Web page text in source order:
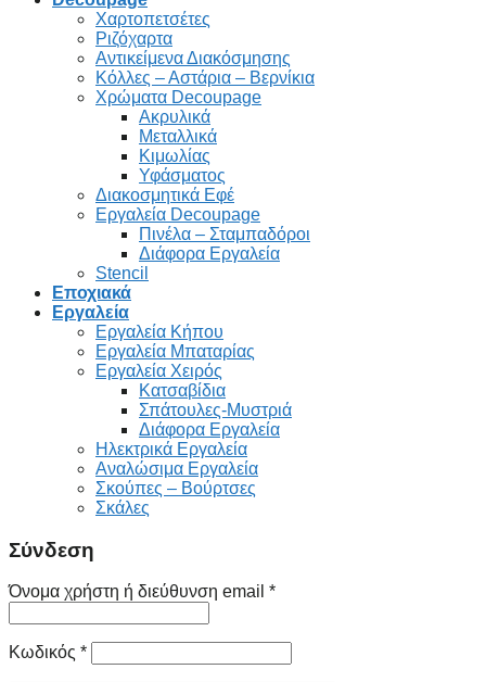
Χαρτοπετσέτες
Ριζόχαρτα
Αντικείμενα Διακόσμησης
Κόλλες – Αστάρια – Βερνίκια
Χρώματα Decoupage
Ακρυλικά
Μεταλλικά
Κιμωλίας
Υφάσματος
Διακοσμητικά Εφέ
Εργαλεία Decoupage
Πινέλα – Σταμπαδόροι
Διάφορα Εργαλεία
Stencil
Εποχιακά
Εργαλεία
Εργαλεία Κήπου
Εργαλεία Μπαταρίας
Εργαλεία Χειρός
Κατσαβίδια
Σπάτουλες-Μυστριά
Διάφορα Εργαλεία
Ηλεκτρικά Εργαλεία
Αναλώσιμα Εργαλεία
Σκούπες – Βούρτσες
Σκάλες
Σύνδεση
Όνομα χρήστη ή διεύθυνση email *
Κωδικός *